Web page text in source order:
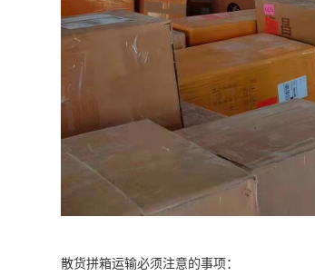
散货拼箱运输必须注意的事项：